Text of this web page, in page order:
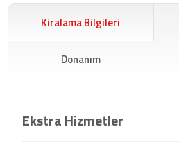
Kiralama Bilgileri
Donanım
Ekstra Hizmetler